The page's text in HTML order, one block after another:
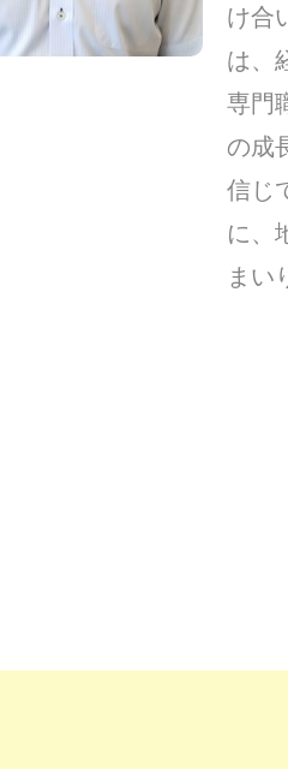
け合
は、
専門
の成
信じ
に、
まい